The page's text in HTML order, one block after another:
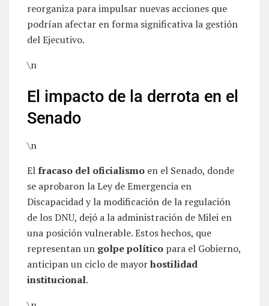
reorganiza para impulsar nuevas acciones que
podrían afectar en forma significativa la gestión
del Ejecutivo.
\n
El impacto de la derrota en el
Senado
\n
Elfracaso del oficialismo en el Senado, donde
se aprobaron la Ley de Emergencia en
Discapacidad y la modificación de la regulación
de los DNU, dejó a la administración de Milei en
una posición vulnerable. Estos hechos, que
representan un golpe político para el Gobierno,
anticipan un ciclo de mayorhostilidad
institucional.